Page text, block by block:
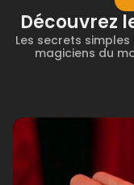
Découvrez
Les secrets
magiciens du